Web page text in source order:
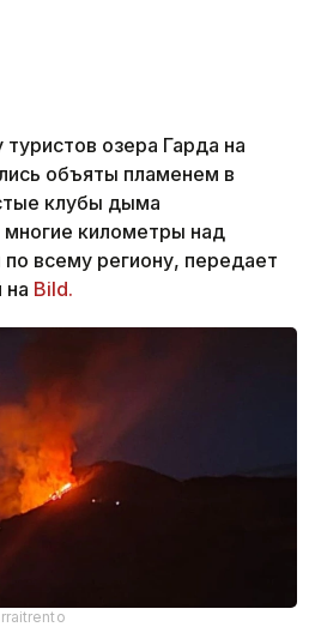
туристов озера Гарда на
объяты пламенем в
клубы дыма
многие километры над
всему региону, передает
на Bild.